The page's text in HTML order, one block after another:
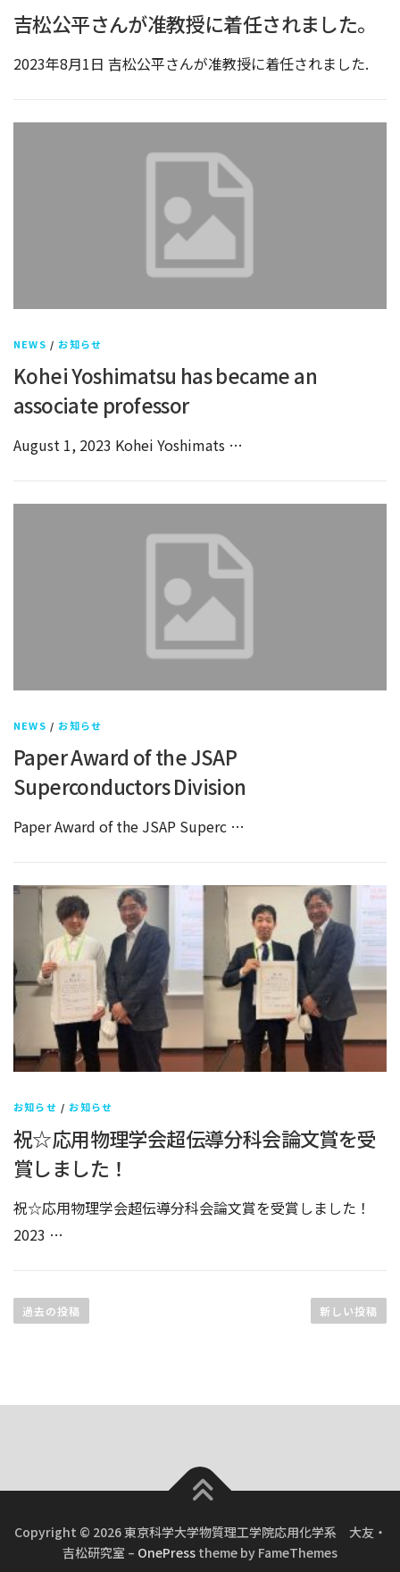
吉松公平さんが准教授に着任されました。
2023年8月1日 吉松公平さんが准教授に着任されました.
NEWS /お知らせ
Kohei Yoshimatsu has became an
associate professor
August 1, 2023 Kohei Yoshimats …
NEWS /お知らせ
Paper Award of the JSAP
Superconductors Division
Paper Award of the JSAP Superc …
お知らせ /お知らせ
祝☆応用物理学会超伝導分科会論文賞を受
賞しました！
祝☆応用物理学会超伝導分科会論文賞を受賞しました！
2023 …
稿
ナ
ー
過去の投稿 新しい投稿
Copyright © 2026 東京科学大学物質理工学院応用化学系 大友・
吉松研究室 – OnePress theme by FameThemes